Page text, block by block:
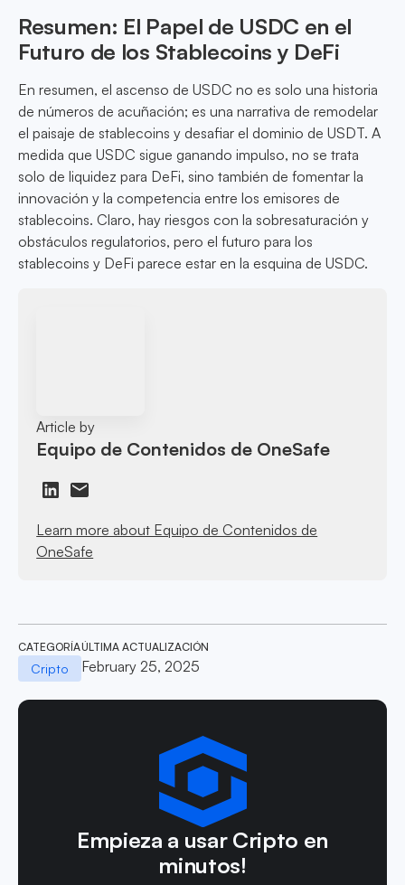
Resumen: El Papel de USDC en el
Futuro de los Stablecoins y DeFi
En resumen, el ascenso de USDC no es solo una historia
de números de acuñación; es una narrativa de remodelar
el paisaje de stablecoins y desafiar el dominio de USDT. A
medida que USDC sigue ganando impulso, no se trata
solo de liquidez para DeFi, sino también de fomentar la
innovación y la competencia entre los emisores de
stablecoins. Claro, hay riesgos con la sobresaturación y
obstáculos regulatorios, pero el futuro para los
stablecoins y DeFi parece estar en la esquina de USDC.
Article by
Equipo de Contenidos de OneSafe
Learn more about Equipo de Contenidos de
OneSafe
CATEGORÍA
Cripto
ÚLTIMA ACTUALIZACIÓN
February 25, 2025
Empieza a usar Cripto en
minutos!